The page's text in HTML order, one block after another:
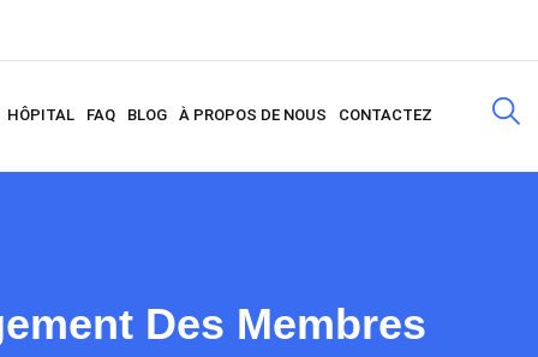
HÔPITAL FAQ BLOG À PROPOS DE NOUS CONTACTEZ
Des Membres